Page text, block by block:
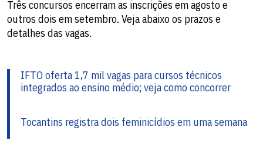
Três concursos encerram as inscrições em agosto e
outros dois em setembro. Veja abaixo os prazos e
detalhes das vagas.
IFTO oferta 1,7 mil vagas para cursos técnicos
integrados ao ensino médio; veja como concorrer
Tocantins registra dois feminicídios em uma semana